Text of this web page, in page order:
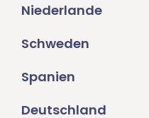
Niederlande
Schweden
Spanien
Deutschland